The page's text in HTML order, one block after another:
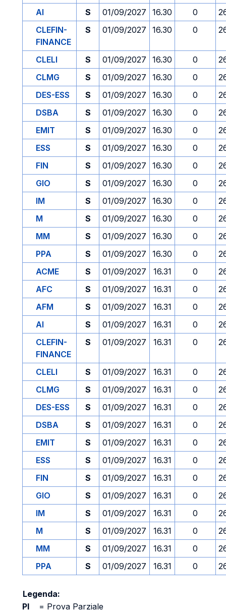
AI
S 01/09/2027 16.30 0
CLEFIN-
FINANCE
S 01/09/2027 16.30 0
CLELI S 01/09/2027 16.30 0
CLMG
S 01/09/2027 16.30 0
DES-ESS
S 01/09/2027 16.30 0
DSBA
S 01/09/2027 16.30 0
EMIT
S 01/09/2027 16.30 0
ESS
S 01/09/2027 16.30 0
FIN
S 01/09/2027 16.30 0
GIO
S 01/09/2027 16.30 0
IM
S 01/09/2027 16.30 0
M
S 01/09/2027 16.30 0
MM
S 01/09/2027 16.30 0
PPA
S 01/09/2027 16.30 0
ACME
S 01/09/2027 16.31 0
AFC
S 01/09/2027 16.31 0
AFM
S 01/09/2027 16.31 0
AI
S 01/09/2027 16.31 0
CLEFIN-
FINANCE
S 01/09/2027 16.31 0
CLELI S 01/09/2027 16.31 0
CLMG
S 01/09/2027 16.31 0
DES-ESS
S 01/09/2027 16.31 0
DSBA
S 01/09/2027 16.31 0
EMIT
S 01/09/2027 16.31 0
ESS
S 01/09/2027 16.31 0
FIN
S 01/09/2027 16.31 0
GIO
S 01/09/2027 16.31 0
IM
S 01/09/2027 16.31 0
M
S 01/09/2027 16.31 0
MM
S 01/09/2027 16.31 0
PPA
S 01/09/2027 16.31 0
Legenda:
PI
= Prova Parziale